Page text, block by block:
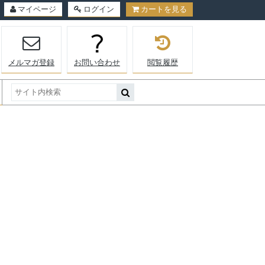
マイページ ログイン カートを見る
メルマガ登録 お問い合わせ 閲覧履歴